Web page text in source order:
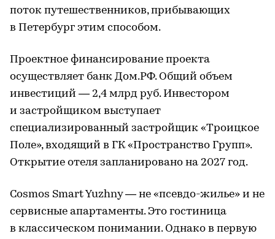
поток путешественников, прибывающих
в Петербург этим способом.
Проектное финансирование проекта
осуществляет банк Дом.РФ. Общий объем
инвестиций — 2,4 млрд руб. Инвестором
и застройщиком выступает
специализированный застройщик «Троицкое
Поле», входящий в ГК «Пространство Групп».
Открытие отеля запланировано на 2027 год.
Cosmos Smart Yuzhny — не «псевдо-жилье» и не
сервисные апартаменты. Это гостиница
в классическом понимании. Однако в первую